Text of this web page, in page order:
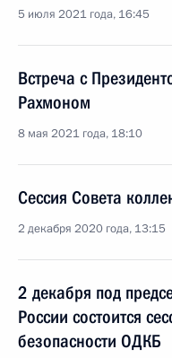
5 июля 2021 года, 16:45
Встреча с
Рахмоном
8 мая 2021 года, 18:10
Сессия Совета
2 декабря 2020 года, 13:15
2 декабря под
России состоится
безопасности ОДКБ